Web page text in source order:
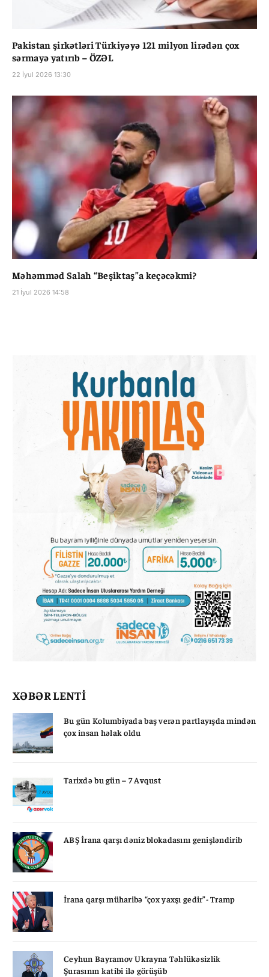
Pakistan şirkətləri Türkiyəyə 121 milyon lirədən çox
sərmayə yatırıb – ÖZƏL
22 İyul 2026 13:30
Məhəmməd Salah “Beşiktaş”a keçəcəkmi?
21 İyul 2026 14:58
XƏBƏR LENTİ
Bu gün Kolumbiyada baş verən partlayışda mindən
çox insan həlak oldu
Tarixdə bu gün – 7 Avqust
ABŞ İrana qarşı dəniz blokadasını genişləndirib
İrana qarşı müharibə “çox yaxşı gedir”- Tramp
Ceyhun Bayramov Ukrayna Təhlükəsizlik
Şurasının katibi ilə görüşüb